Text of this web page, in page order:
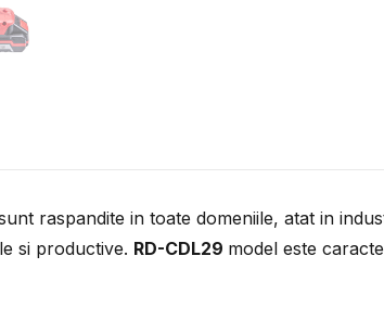
raspandite in toate domeniile, atat in
si productive. RD-CDL29 model este